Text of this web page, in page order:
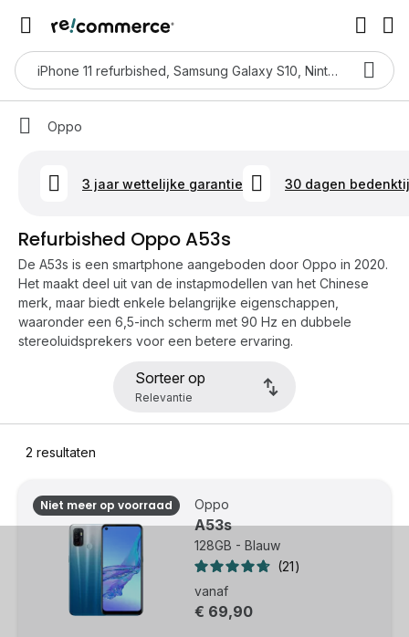
Oppo
3 jaar wettelijke garantie 30 dagen
Refurbished Oppo A53s
De A53s is een smartphone aangeboden door Oppo in 2020.
Het maakt deel uit van de instapmodellen van het Chinese
merk, maar biedt enkele belangrijke eigenschappen,
waaronder een 6,5-inch scherm met 90 Hz en dubbele
stereoluidsprekers voor een betere ervaring.
Sorteer op
2 resultaten
Niet meer op voorraad Oppo
A53s
128GB - Blauw
21
vanaf
€ 69,90